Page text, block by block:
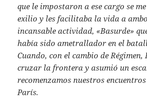
que le impostaron a ese cargo se
exilio y les facilitaba la vida a
incansable actividad, «Basurde»
había sido ametrallador en el
Cuando, con el cambio de
cruzar la frontera y asumió un
recomenzamos nuestros
París.